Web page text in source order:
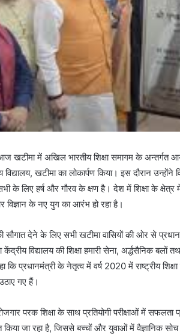
खटीमा में अखिल भारतीय शिक्षा समागम के अन्तर्गत
खटीमा का लोकार्पण किया। इस दौरान उन्होंने
के लिए हर्ष और गौरव के क्षण है। देश में शिक्षा के
विज्ञान के नए युग का आरंभ हो रहा है।
देने के लिए सभी खटीमा वासियों की ओर से
विद्यालय की शिक्षा हमारी सेना, अर्द्धसैनिक बलों
कि प्रधानमंत्री के नेतृत्व में वर्ष 2020 में राष्ट्रीय
गए हैं।
परक शिक्षा के साथ प्रतियोगी परीक्षाओं में
जा रहा है, जिससे बच्चों और युवाओं में वैज्ञानिक सोच